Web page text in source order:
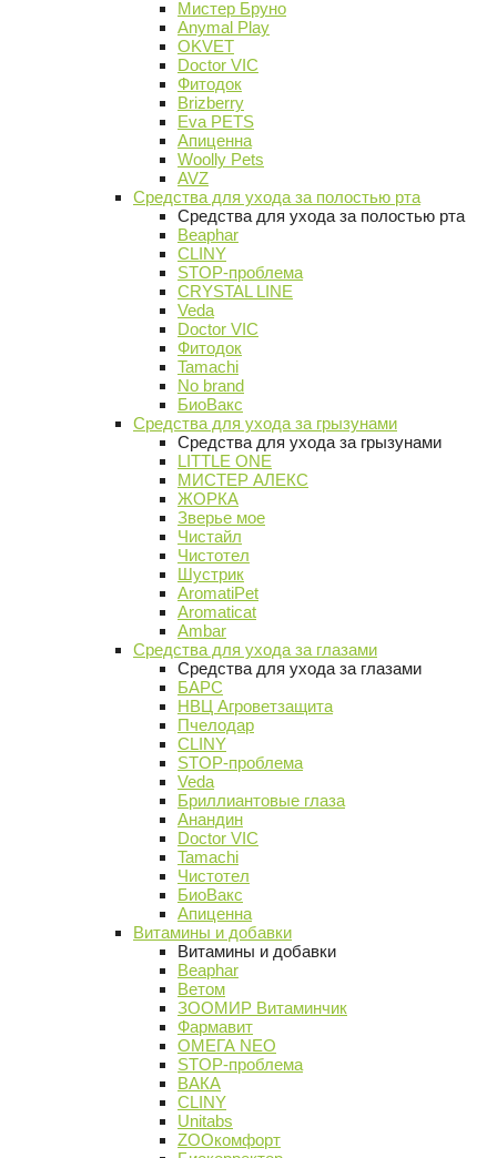
Мистер Бруно
Anymal Play
OKVET
Doctor VIC
Фитодок
Brizberry
Eva PETS
Апиценна
Woolly Pets
AVZ
Средства для ухода за полостью рта
Средства для ухода за полостью рта
Beaphar
CLINY
STOP-проблема
CRYSTAL LINE
Veda
Doctor VIC
Фитодок
Tamachi
No brand
БиоВакс
Средства для ухода за грызунами
Средства для ухода за грызунами
LITTLE ONE
МИСТЕР АЛЕКС
ЖОРКА
Зверье мое
Чистайл
Чистотел
Шустрик
AromatiPet
Aromaticat
Ambar
Средства для ухода за глазами
Средства для ухода за глазами
БАРС
НВЦ Агроветзащита
Пчелодар
CLINY
STOP-проблема
Veda
Бриллиантовые глаза
Анандин
Doctor VIC
Tamachi
Чистотел
БиоВакс
Апиценна
Витамины и добавки
Витамины и добавки
Beaphar
Ветом
ЗООМИР Витаминчик
Фармавит
ОМЕГА NEO
STOP-проблема
ВАКА
CLINY
Unitabs
ZOOкомфорт